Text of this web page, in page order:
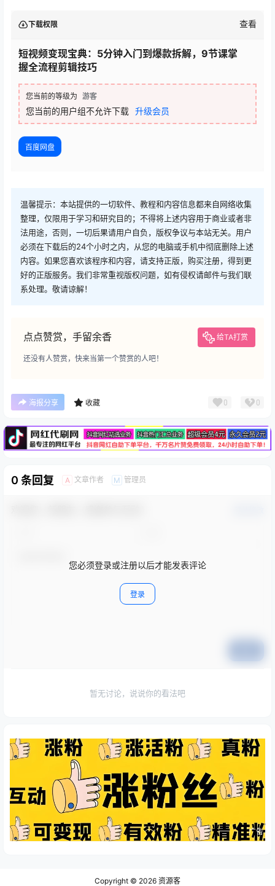
下载权限 查看
短视频变现宝典：5分钟入门到爆款拆解，9节课掌
握全流程剪辑技巧
您当前的等级为 游客
您当前的用户组不允许下载 升级会员
百度网盘
温馨提示：本站提供的一切软件、教程和内容信息都来自网络收集
整理，仅限用于学习和研究目的；不得将上述内容用于商业或者非
法用途，否则，一切后果请用户自负，版权争议与本站无关。用户
必须在下载后的24个小时之内，从您的电脑或手机中彻底删除上述
内容。如果您喜欢该程序和内容，请支持正版，购买注册，得到更
好的正版服务。我们非常重视版权问题，如有侵权请邮件与我们联
系处理。敬请谅解！
点点赞赏，手留余香 给TA打赏
还没有人赞赏，快来当第一个赞赏的人吧！
海报分享 收藏 0 0
广告
0 条回复 A 文章作者 M 管理员
您必须登录或注册以后才能发表评论
登录
暂无讨论，说说你的看法吧
广告
Copyright © 2026 资源客